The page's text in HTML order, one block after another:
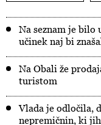
Na seznam je bilo
učinek naj bi
Na Obali že
turistom
Vlada je odločila,
nepremičnin, ki